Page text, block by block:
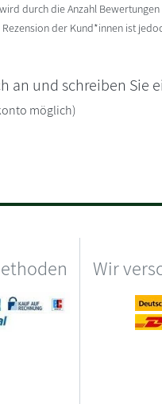
durch die Anzahl
der Kund*innen ist
an und schreiben Sie
möglich)
Wir